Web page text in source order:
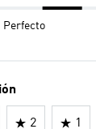
Perfecto
2 1